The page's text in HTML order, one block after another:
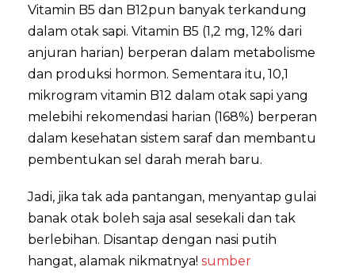
Vitamin B5 dan B12pun banyak terkandung
dalam otak sapi. Vitamin B5 (1,2 mg, 12% dari
anjuran harian) berperan dalam metabolisme
dan produksi hormon. Sementara itu, 10,1
mikrogram vitamin B12 dalam otak sapi yang
melebihi rekomendasi harian (168%) berperan
dalam kesehatan sistem saraf dan membantu
pembentukan sel darah merah baru.
Jadi, jika tak ada pantangan, menyantap gulai
banak otak boleh saja asal sesekali dan tak
berlebihan. Disantap dengan nasi putih
hangat, alamak nikmatnya! sumber